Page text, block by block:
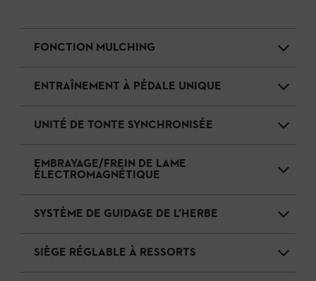
FONCTION MULCHING
ENTRAÎNEMENT À PÉDALE UNIQUE
UNITÉ DE TONTE SYNCHRONISÉE
EMBRAYAGE/FREIN DE LAME
ÉLECTROMAGNÉTIQUE
SYSTÈME DE GUIDAGE DE L’HERBE
SIÈGE RÉGLABLE À RESSORTS